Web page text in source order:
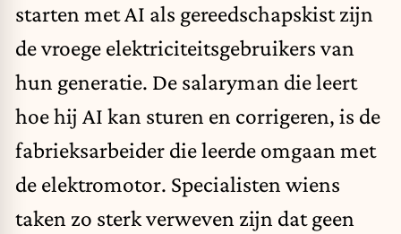
starten met AI als gereedschapskist zijn
de vroege elektriciteitsgebruikers van
hun generatie. De salaryman die leert
hoe hij AI kan sturen en corrigeren, is de
fabrieksarbeider die leerde omgaan met
de elektromotor. Specialisten wiens
taken zo sterk verweven zijn dat geen